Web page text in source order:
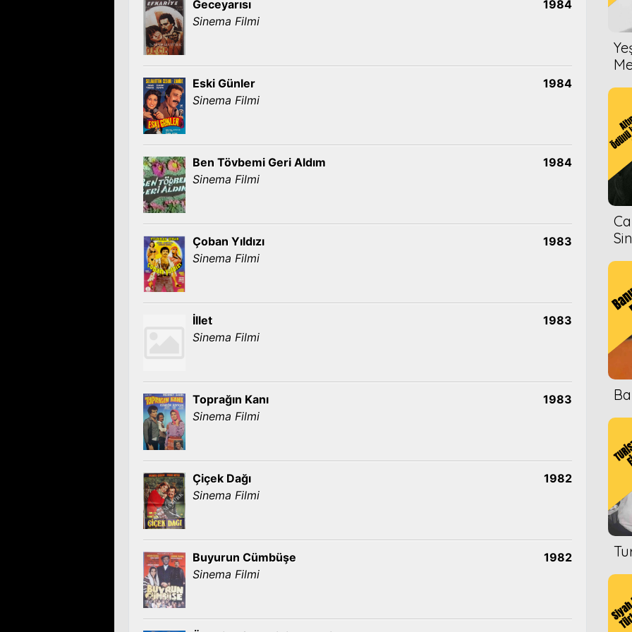
Geceyarısı
Sinema Filmi
1984
Eski Günler
Sinema Filmi
1984
Ben Tövbemi Geri Aldım
Sinema Filmi
1984
Çoban Yıldızı
Sinema Filmi
1983
İllet
Sinema Filmi
1983
Toprağın Kanı
Sinema Filmi
1983
Çiçek Dağı
Sinema Filmi
1982
Buyurun Cümbüşe
Sinema Filmi
1982